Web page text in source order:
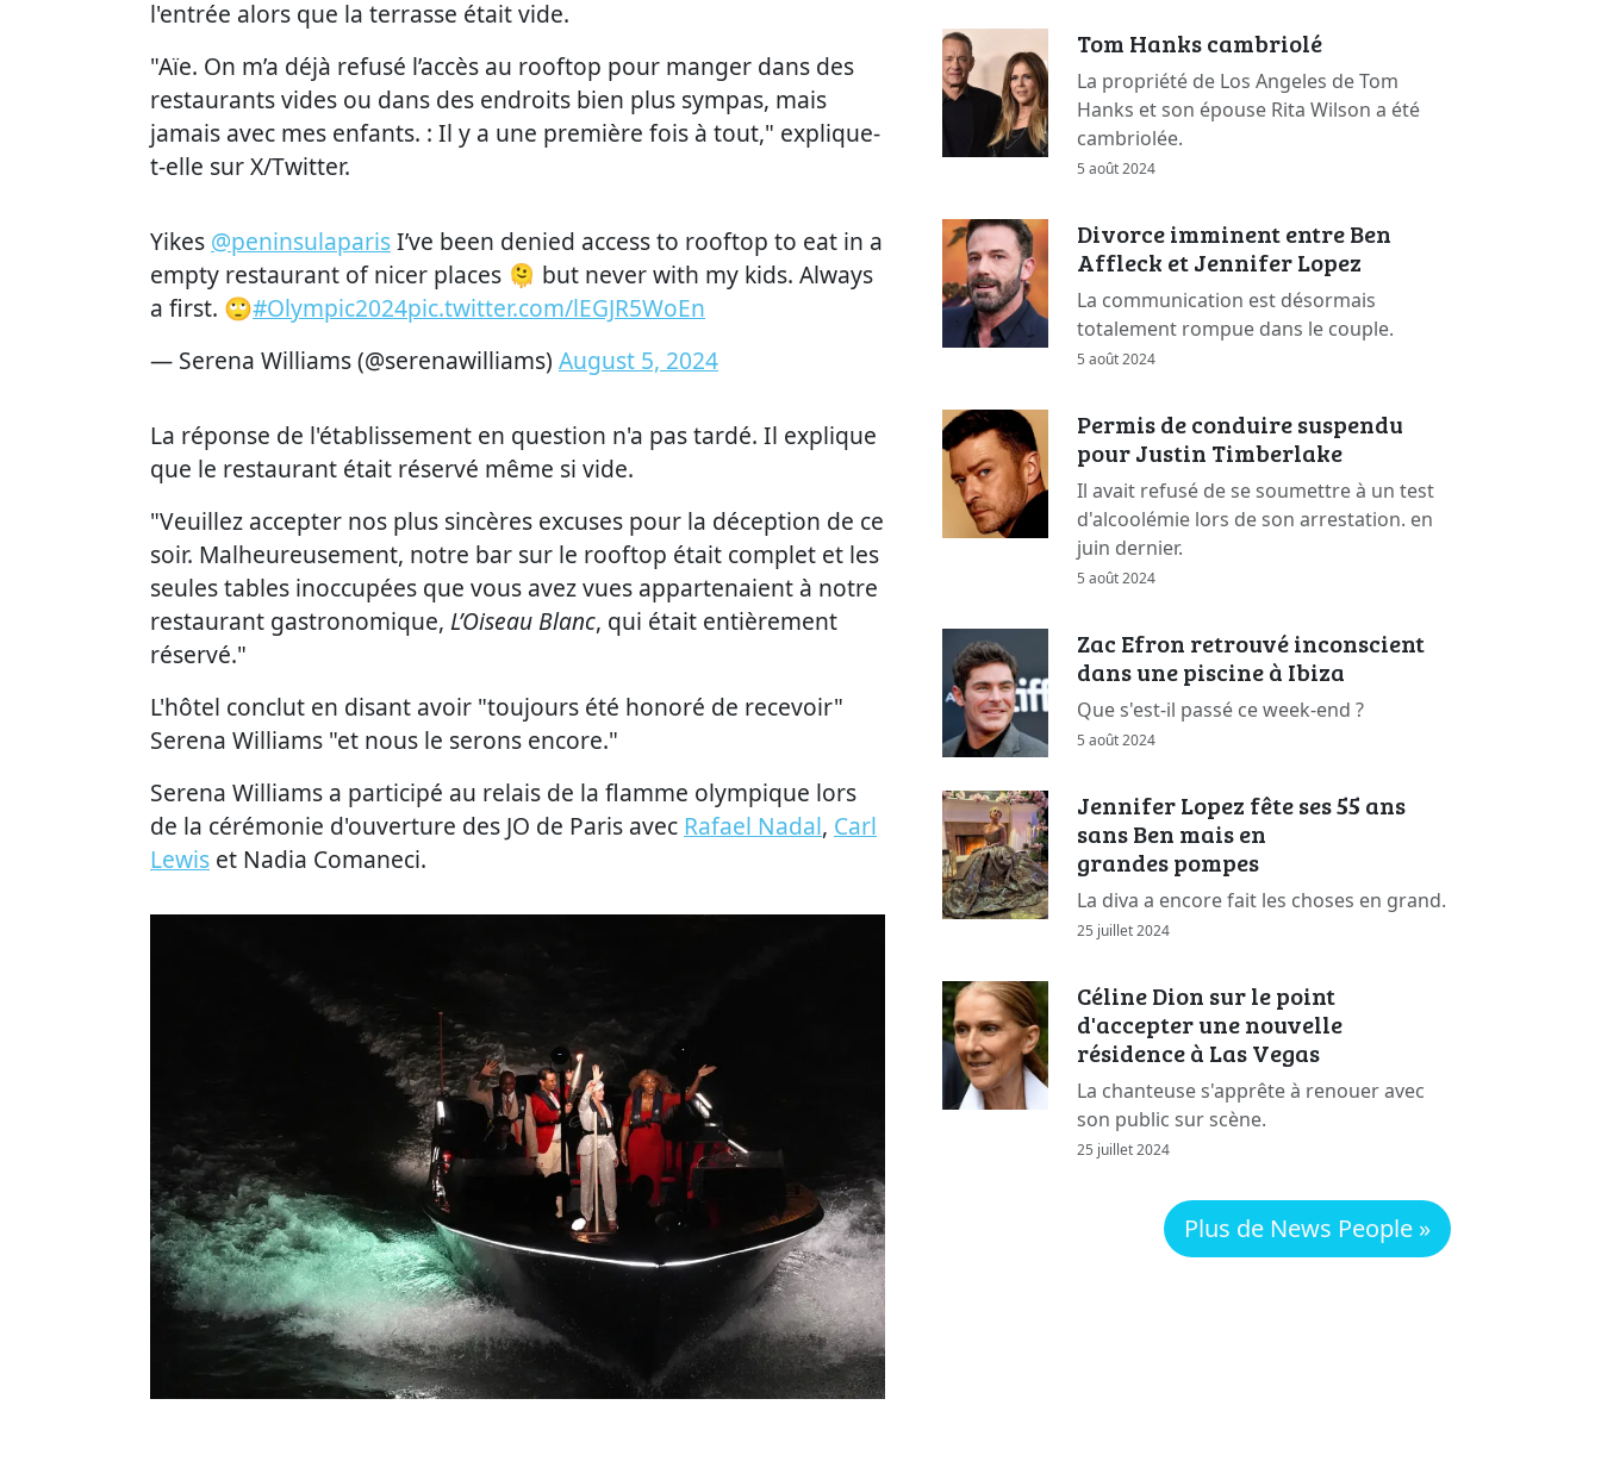
l'entrée alors que la terrasse était vide.
"Aïe. On m’a déjà refusé l’accès au rooftop pour manger dans des
restaurants vides ou dans des endroits bien plus sympas, mais
jamais avec mes enfants. : Il y a une première fois à tout," explique-
t-elle sur X/Twitter.
Yikes @peninsulaparisI’ve been denied access to rooftop to eat in a
empty restaurant of nicer places 🫠 but never with my kids. Always
a first. 🙄#Olympic2024pic.twitter.com/lEGJR5WoEn
— Serena Williams (@serenawilliams) August 5, 2024
La réponse de l'établissement en question n'a pas tardé. Il explique
que le restaurant était réservé même si vide.
"Veuillez accepter nos plus sincères excuses pour la déception de ce
soir. Malheureusement, notre bar sur le rooftop était complet et les
seules tables inoccupées que vous avez vues appartenaient à notre
restaurant gastronomique, L’Oiseau Blanc, qui était entièrement
réservé."
L'hôtel conclut en disant avoir "toujours été honoré de recevoir"
Serena Williams "et nous le serons encore."
Serena Williams a participé au relais de la flamme olympique lors
de la cérémonie d'ouverture des JO de Paris avec Rafael Nadal, Carl
Lewis et Nadia Comaneci.
Tom Hanks cambriolé
La propriété de Los Angeles de Tom
Hanks et son épouse Rita Wilson a été
cambriolée.
5 août 2024
Divorce imminent entre Ben
Affleck et Jennifer Lopez
La communication est désormais
totalement rompue dans le couple.
5 août 2024
Permis de conduire suspendu
pour Justin Timberlake
Il avait refusé de se soumettre à un test
d'alcoolémie lors de son arrestation. en
juin dernier.
5 août 2024
Zac Efron retrouvé inconscient
dans une piscine à Ibiza
Que s'est-il passé ce week-end ?
5 août 2024
Jennifer Lopez fête ses 55 ans
sans Ben mais en
grandes pompes
La diva a encore fait les choses en grand.
25 juillet 2024
Céline Dion sur le point
d'accepter une nouvelle
résidence à Las Vegas
La chanteuse s'apprête à renouer avec
son public sur scène.
25 juillet 2024
Plus de News People »